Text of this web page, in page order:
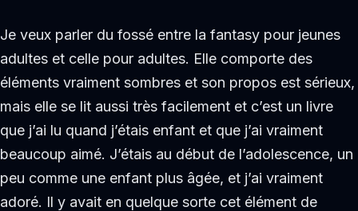
Je veux parler du fossé entre la fantasy pour jeunes
adultes et celle pour adultes. Elle comporte des
éléments vraiment sombres et son propos est sérieux,
mais elle se lit aussi très facilement et c’est un livre
que j’ai lu quand j’étais enfant et que j’ai vraiment
beaucoup aimé. J’étais au début de l’adolescence, un
peu comme une enfant plus âgée, et j’ai vraiment
adoré. Il y avait en quelque sorte cet élément de